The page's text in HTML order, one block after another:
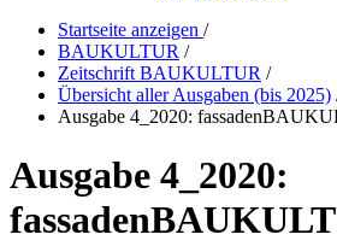
Startseite anzeigen /
BAUKULTUR /
Zeitschrift BAUKULTUR /
Übersicht aller Ausgaben (bis 2025)
Ausgabe 4_2020:
Ausgabe 4_2020: